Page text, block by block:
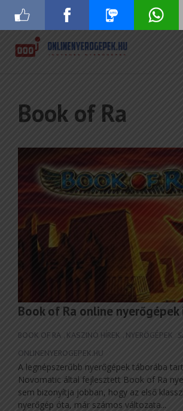
Book of Ra
Book of Ra online nyerőgépek
BOOK OF RA KASZINÓ HÍREK , NYERŐGÉPEK
ONLINENYEROGEPEK.HU
A legnépszerűbb nyerőgépek táborába
Novomatic által fejlesztett Book of Ra
sem bizonyítja jobban, hogy az első
nyerőgép óta, már számos változata...